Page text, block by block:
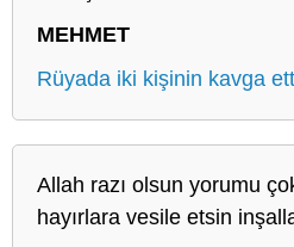
MEHMET
Rüyada iki kişinin kavga
Allah razı olsun yorumu
hayırlara vesile etsin